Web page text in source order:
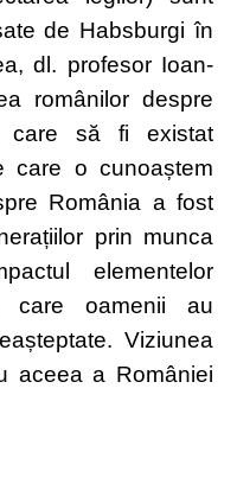
de Habsburgi în
dl. profesor Ioan-
românilor despre
care să fi existat
care o cunoaștem
România a fost
prin munca
elementelor
care oamenii au
Viziunea
aceea a României